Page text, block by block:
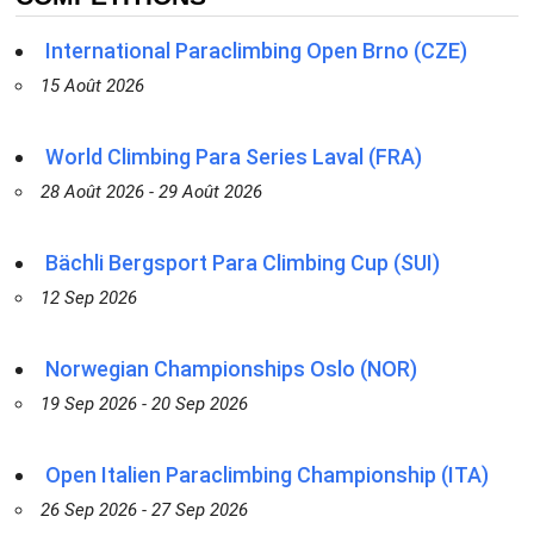
International Paraclimbing Open Brno (CZE)
15 Août 2026
World Climbing Para Series Laval (FRA)
28 Août 2026 - 29 Août 2026
Bächli Bergsport Para Climbing Cup (SUI)
12 Sep 2026
Norwegian Championships Oslo (NOR)
19 Sep 2026 - 20 Sep 2026
Open Italien Paraclimbing Championship (ITA)
26 Sep 2026 - 27 Sep 2026